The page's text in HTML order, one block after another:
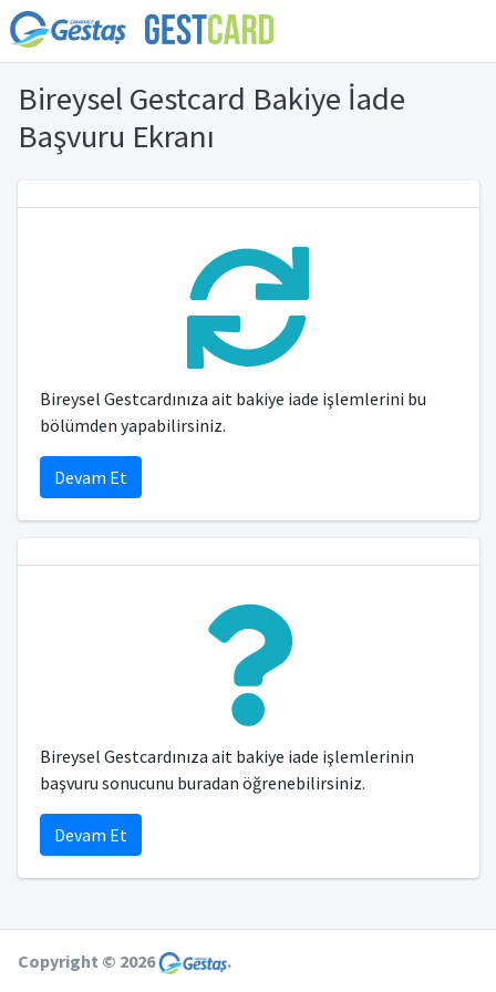
Bireysel Gestcard Bakiye İade
Başvuru Ekranı
Bireysel Gestcardınıza ait bakiye iade işlemlerini bu
bölümden yapabilirsiniz.
Devam Et
Bireysel Gestcardınıza ait bakiye iade işlemlerinin
başvuru sonucunu buradan öğrenebilirsiniz.
Devam Et
Copyright © 2026 .